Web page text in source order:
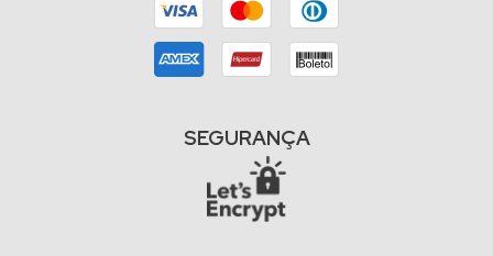
SEGURANÇA